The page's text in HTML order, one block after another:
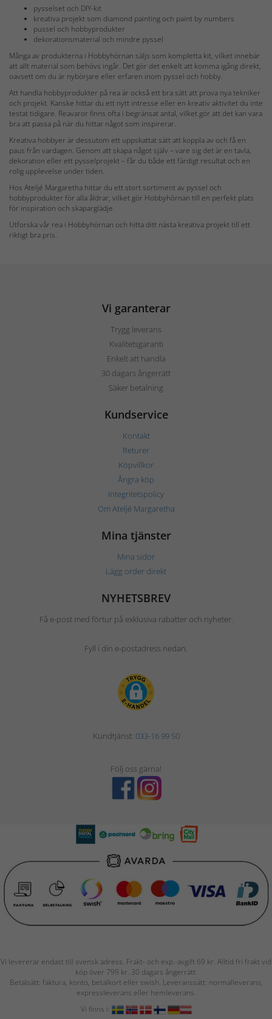
pysselset och DIY-kit
kreativa projekt som diamond painting och paint by numbers
pussel och hobbyprodukter
dekorationsmaterial och mindre pyssel
Många av produkterna i Hobbyhörnan säljs som kompletta kit, vilket innebär
att allt material som behövs ingår. Det gör det enkelt att komma igång direkt,
oavsett om du är nybörjare eller erfaren inom pyssel och hobby.
Att handla hobbyprodukter på rea är också ett bra sätt att prova nya tekniker
och projekt. Kanske hittar du ett nytt intresse eller en kreativ aktivitet du inte
testat tidigare. Reavaror finns ofta i begränsat antal, vilket gör att det kan vara
bra att passa på när du hittar något som inspirerar.
Kreativa hobbyer är dessutom ett uppskattat sätt att koppla av och få en
paus från vardagen. Genom att skapa något själv – vare sig det är en tavla,
dekoration eller ett pysselprojekt – får du både ett färdigt resultat och en
rolig upplevelse under tiden.
Hos Ateljé Margaretha hittar du ett stort sortiment av pyssel och
hobbyprodukter för alla åldrar, vilket gör Hobbyhörnan till en perfekt plats
för inspiration och skaparglädje.
Utforska vår rea i Hobbyhörnan och hitta ditt nästa kreativa projekt till ett
riktigt bra pris.
Vi garanterar
Trygg leverans
Kvalitetsgaranti
Enkelt att handla
30 dagars ångerrätt
Säker betalning
Kundservice
Kontakt
Returer
Köpvillkor
Ångra köp
Integritetspolicy
Om Ateljé Margaretha
Mina tjänster
Mina sidor
Lägg order direkt
NYHETSBREV
Få e-post med förtur på exklusiva rabatter och nyheter.
Fyll i din e-postadress nedan.
Kundtjänst: 033-16 99 50
Följ oss gärna!
Vi levererar endast till svensk adress. Frakt- och exp.-avgift 69 kr. Alltid fri frakt vid
köp över 799 kr. 30 dagars ångerrätt.
Betalsätt: faktura, konto, betalkort eller swish. Leveranssätt: normalleverans,
expressleverans eller hemleverans.
Vi finns i: